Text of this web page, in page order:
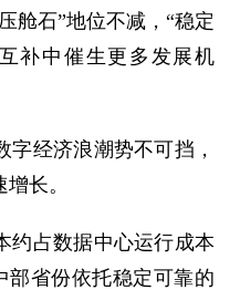
石”地位不减，“稳定
补中催生更多发展机
经济浪潮势不可挡，
长。
占数据中心运行成本
部省份依托稳定可靠的